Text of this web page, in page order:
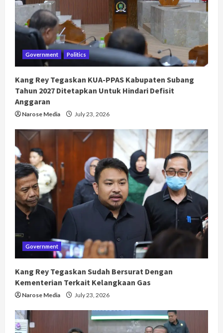
Government Politics
Kang Rey Tegaskan KUA-PPAS Kabupaten Subang
Tahun 2027 Ditetapkan Untuk Hindari Defisit
Anggaran
Narose Media July 23, 2026
Government
Kang Rey Tegaskan Sudah Bersurat Dengan
Kementerian Terkait Kelangkaan Gas
Narose Media July 23, 2026